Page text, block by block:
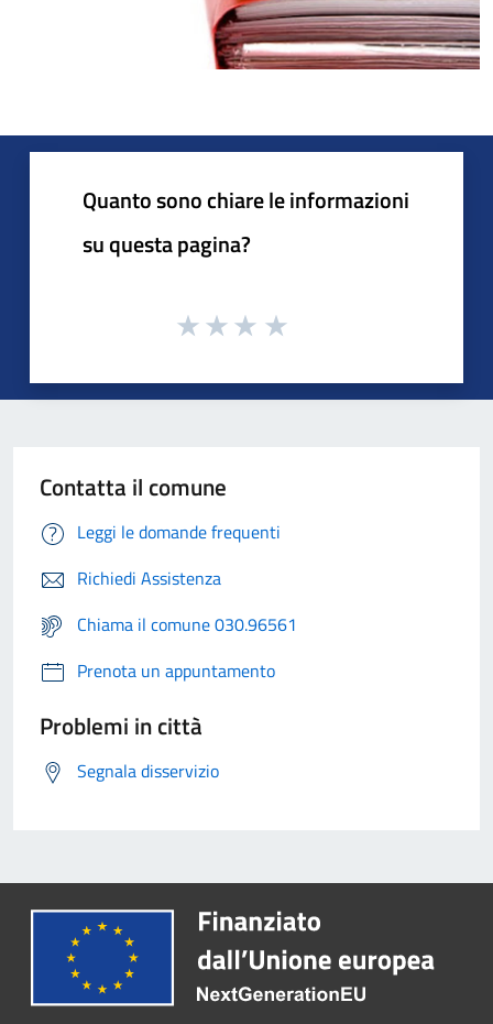
Quanto sono chiare le informazioni
su questa pagina?
Contatta il comune
Leggi le domande frequenti
Richiedi Assistenza
Chiama il comune 030.96561
Prenota un appuntamento
Problemi in città
Segnala disservizio